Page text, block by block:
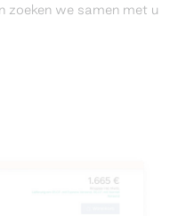
zoeken we samen met u